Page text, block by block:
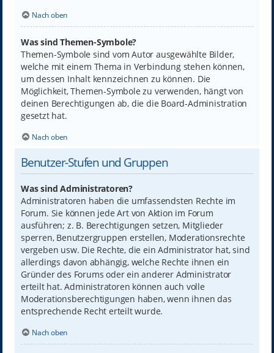
Nach oben
Was sind Themen-Symbole?
Themen-Symbole sind vom Autor ausgewählte Bilder,
welche mit einem Thema in Verbindung stehen können,
um dessen Inhalt kennzeichnen zu können. Die
Möglichkeit, Themen-Symbole zu verwenden, hängt von
deinen Berechtigungen ab, die die Board-Administration
gesetzt hat.
Nach oben
Benutzer-Stufen und Gruppen
Was sind Administratoren?
Administratoren haben die umfassendsten Rechte im
Forum. Sie können jede Art von Aktion im Forum
ausführen; z. B. Berechtigungen setzen, Mitglieder
sperren, Benutzergruppen erstellen, Moderationsrechte
vergeben usw. Die Rechte, die ein Administrator hat, sind
allerdings davon abhängig, welche Rechte ihnen ein
Gründer des Forums oder ein anderer Administrator
erteilt hat. Administratoren können auch volle
Moderationsberechtigungen haben, wenn ihnen das
entsprechende Recht erteilt wurde.
Nach oben